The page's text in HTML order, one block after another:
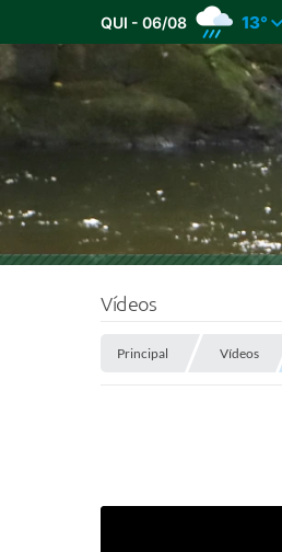
QUI - 06/08 13°
Vídeos
Principal Vídeos